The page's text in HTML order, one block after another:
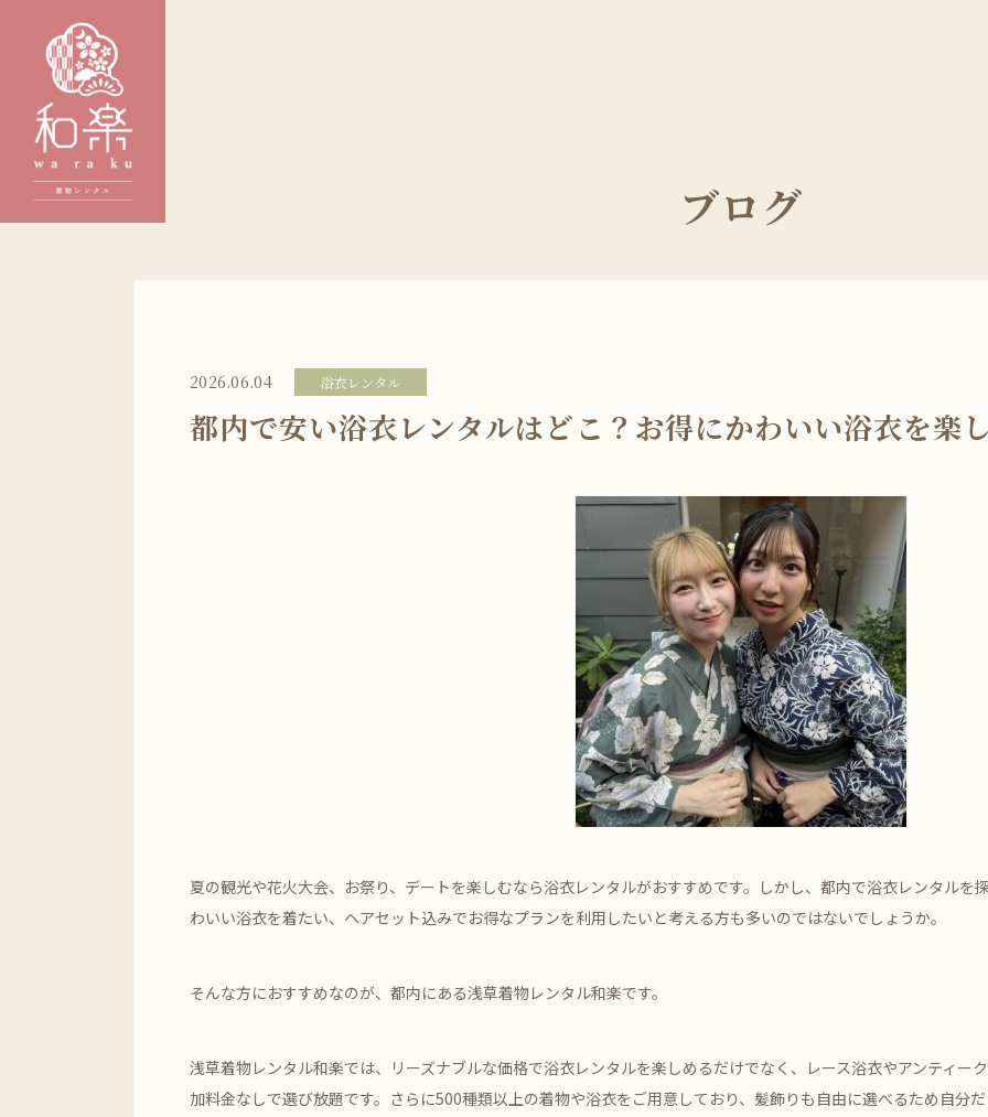
ブログ
2026.06.04 浴衣レンタル
都内で安い浴衣レンタルはどこ？お得にかわいい浴衣を楽
夏の観光や花火大会、お祭り、デートを楽しむなら浴衣レンタルがおすすめです。しかし、都内で浴衣レンタルを
わいい浴衣を着たい、ヘアセット込みでお得なプランを利用したいと考える方も多いのではないでしょうか。
そんな方におすすめなのが、都内にある浅草着物レンタル和楽です。
浅草着物レンタル和楽では、リーズナブルな価格で浴衣レンタルを楽しめるだけでなく、レース浴衣やアンティー
加料金なしで選び放題です。さらに500種類以上の着物や浴衣をご用意しており、髪飾りも自由に選べるため自分